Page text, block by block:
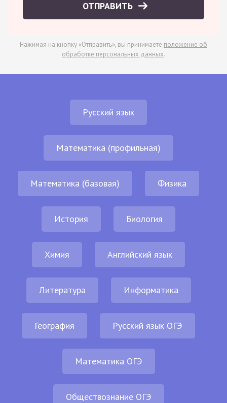
ОТПРАВИТЬ
Нажимая на кнопку «Отправить», вы принимаете положение об
обработке персональных данных.
Русский язык
Математика (профильная)
Математика (базовая) Физика
История Биология
Химия Английский язык
Литература Информатика
География Русский язык ОГЭ
Математика ОГЭ
Обществознание ОГЭ